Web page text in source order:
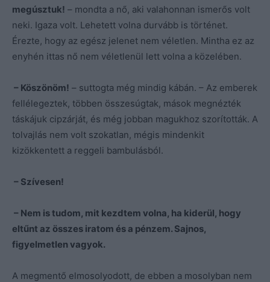
megúsztuk! – mondta a nő, aki valahonnan ismerős volt
neki. Igaza volt. Lehetett volna durvább is történet.
Érezte, hogy az egész jelenet nem véletlen. Mintha ez az
enyhén ittas nő nem véletlenül lett volna a közelében.
– Köszönöm! – suttogta még mindig kábán. – Az emberek
fellélegeztek, többen összesúgtak, mások megnézték
táskájuk cipzárját, és még jobban magukhoz szorították. A
tolvajlás nem volt szokatlan, mégis mindenkit
kizökkentett a reggeli bambulásból.
– Szívesen!
– Nem is tudom, mit kezdtem volna, ha kiderül, hogy
eltűnt az összes iratom és a pénzem. Sajnos,
figyelmetlen vagyok.
A megmentő elmosolyodott, de ebben a mosolyban nem